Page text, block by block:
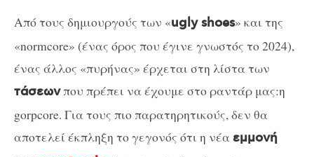
Από τους δημιουργούς των «ugly shoes» και της
«normcore» (ένας όρος που έγινε γνωστός το 2024),
ένας άλλος «πυρήνας» έρχεται στη λίστα των
τάσεωνπου πρέπει να έχουμε στο ραντάρ μας:η
gorpcore. Για τους πιο παρατηρητικούς, δεν θα
αποτελεί έκπληξη το γεγονός ότι η νέα εμμονή